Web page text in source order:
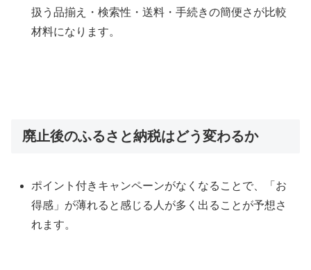
扱う品揃え・検索性・送料・手続きの簡便さが比較
材料になります。
廃止後のふるさと納税はどう変わるか
ポイント付きキャンペーンがなくなることで、「お
得感」が薄れると感じる人が多く出ることが予想さ
れます。